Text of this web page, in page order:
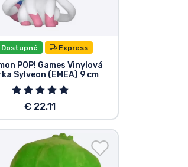
Dostupné Express
POP! Games Vinylová
Sylveon (EMEA) 9 cm
€ 22.11